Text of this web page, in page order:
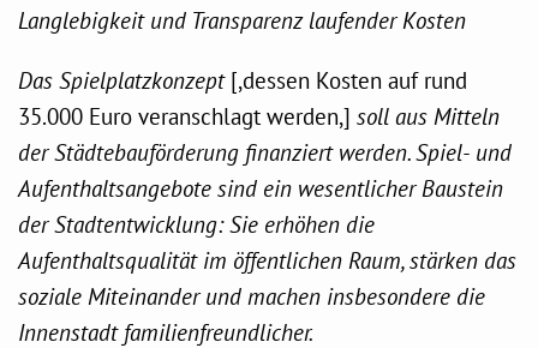
Langlebigkeit und Transparenz laufender Kosten
Das Spielplatzkonzept [,dessen Kosten auf rund
35.000 Euro veranschlagt werden,] soll aus Mitteln
der Städtebauförderung finanziert werden. Spiel- und
Aufenthaltsangebote sind ein wesentlicher Baustein
der Stadtentwicklung: Sie erhöhen die
Aufenthaltsqualität im öffentlichen Raum, stärken das
soziale Miteinander und machen insbesondere die
Innenstadt familienfreundlicher.